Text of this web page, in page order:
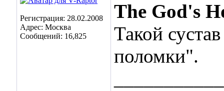
Регистрация: 28.02.2008
Адрес: Москва
Сообщений: 16,825
The God's
Такой
поломки".